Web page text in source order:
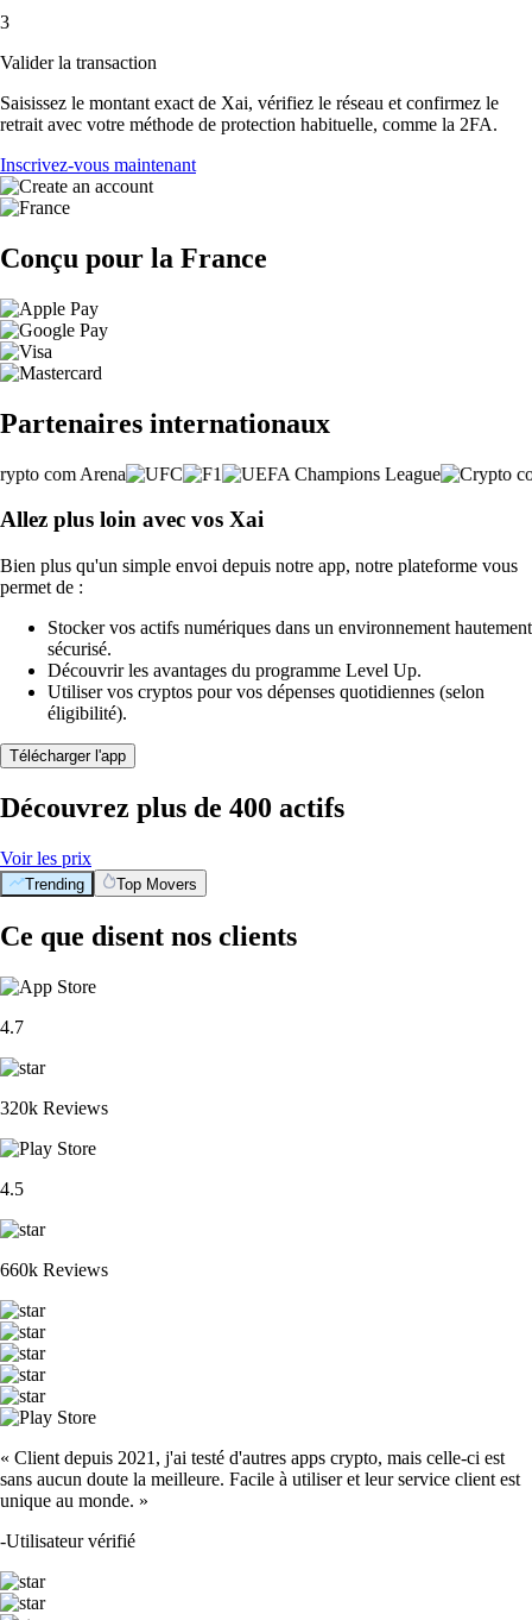
3
Valider la transaction
Saisissez le montant exact de Xai, vérifiez le réseau et confirmez le
retrait avec votre méthode de protection habituelle, comme la 2FA.
Inscrivez-vous maintenant
Conçu pour la France
Partenaires internationaux
Allez plus loin avec vos Xai
Bien plus qu'un simple envoi depuis notre app, notre plateforme vous
permet de :
Stocker vos actifs numériques dans un environnement hautement
sécurisé.
Découvrir les avantages du programme Level Up.
Utiliser vos cryptos pour vos dépenses quotidiennes (selon
éligibilité).
Télécharger l'app
Découvrez plus de 400 actifs
Voir les prix
Trending Top Movers
Ce que disent nos clients
4.7
320k Reviews
4.5
660k Reviews
« Client depuis 2021, j'ai testé d'autres apps crypto, mais celle-ci est
sans aucun doute la meilleure. Facile à utiliser et leur service client est
unique au monde. »
-Utilisateur vérifié